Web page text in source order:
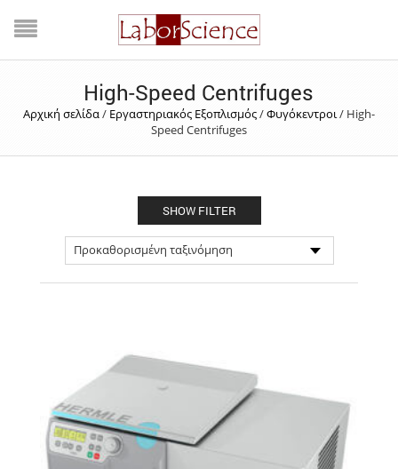
High-Speed Centrifuges
Αρχική σελίδα/ Εργαστηριακός Εξοπλισμός/Φυγόκεντροι/ High-
Speed Centrifuges
SHOW FILTER